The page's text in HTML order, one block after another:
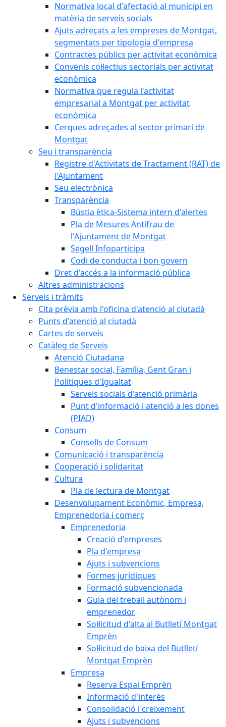
Normativa local d'afectació al municipi en
matèria de serveis socials
Ajuts adreçats a les empreses de Montgat,
segmentats per tipologia d'empresa
Contractes públics per activitat econòmica
Convenis col·lectius sectorials per activitat
econòmica
Normativa que regula l'activitat
empresarial a Montgat per activitat
econòmica
Cerques adreçades al sector primari de
Montgat
Seu i transparència
Registre d'Activitats de Tractament (RAT) de
l'Ajuntament
Seu electrònica
Transparència
Bústia ètica-Sistema intern d'alertes
Pla de Mesures Antifrau de
l'Ajuntament de Montgat
Segell Infoparticipa
Codi de conducta i bon govern
Dret d'accés a la informació pública
Altres administracions
Serveis i tràmits
Cita prèvia amb l'oficina d'atenció al ciutadà
Punts d'atenció al ciutadà
Cartes de serveis
Catàleg de Serveis
Atenció Ciutadana
Benestar social, Família, Gent Gran i
Polítiques d'Igualtat
Serveis socials d'atenció primària
Punt d'informació i atenció a les dones
(PIAD)
Consum
Consells de Consum
Comunicació i transparència
Cooperació i solidaritat
Cultura
Pla de lectura de Montgat
Desenvolupament Econòmic, Empresa,
Emprenedoria i comerç
Emprenedoria
Creació d'empreses
Pla d'empresa
Ajuts i subvencions
Formes jurídiques
Formació subvencionada
Guia del treball autònom i
emprenedor
Sol·licitud d'alta al Butlletí Montgat
Emprèn
Sol·licitud de baixa del Butlletí
Montgat Emprèn
Empresa
Reserva Espai Emprèn
Informació d'interès
Consolidació i creixement
Ajuts i subvencions